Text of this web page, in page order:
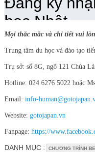
Mọi thắc mắc và chi tiết vui
Trung tâm du học và đào tạo
Trụ sở: số 8G, ngõ 121 Chùa
Hotline: 024 6276 5022 hoặc
Email: info-
Website: gotojapan.vn
Fanpage: https://
DANH MỤC : CHƯƠNG TRÌNH